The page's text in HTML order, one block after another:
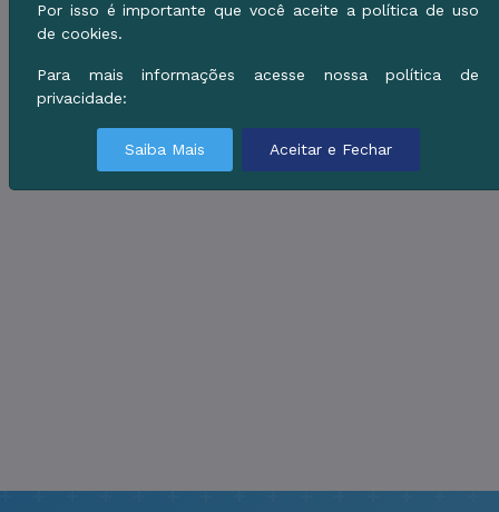
Por isso é importante que você aceite a política de uso
de cookies.
Para mais informações acesse nossa política de
privacidade:
Saiba Mais Aceitar e Fechar